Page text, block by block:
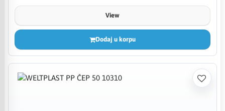
View
Dodaj u korpu